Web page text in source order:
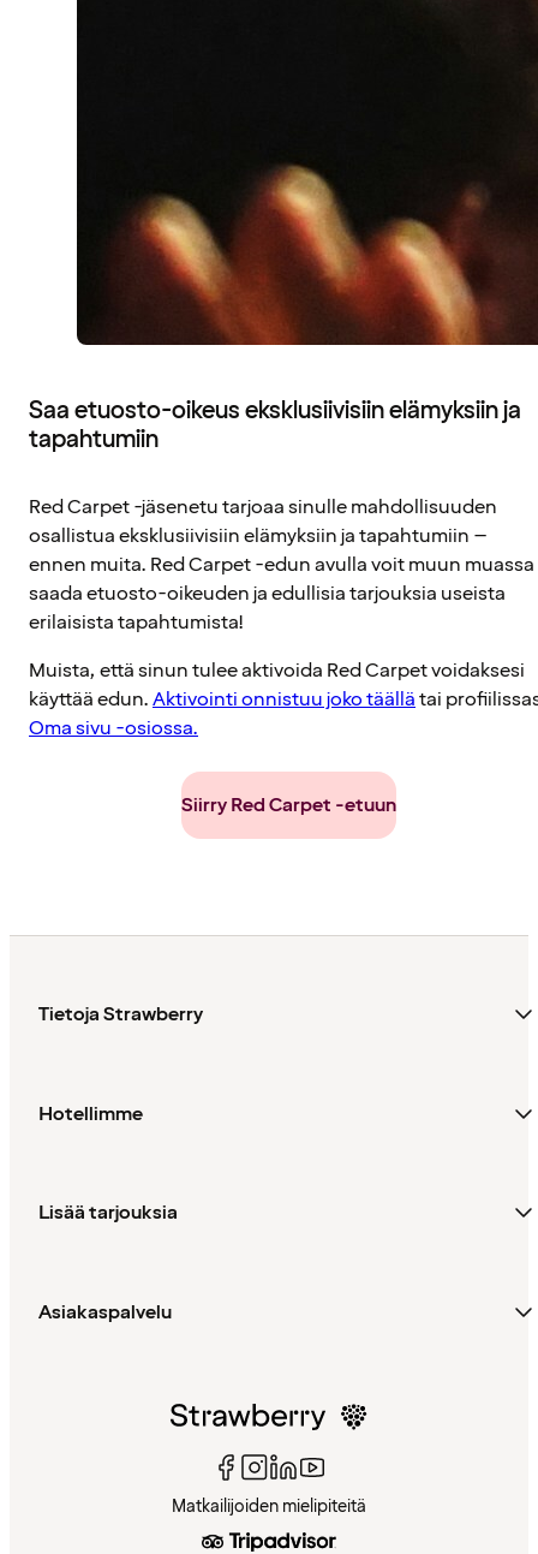
Saa etuosto-oikeus eksklusiivisiin elämyksiin ja
tapahtumiin
Red Carpet -jäsenetu tarjoaa sinulle mahdollisuuden
osallistua eksklusiivisiin elämyksiin ja tapahtumiin –
ennen muita. Red Carpet -edun avulla voit muun muassa
saada etuosto-oikeuden ja edullisia tarjouksia useista
erilaisista tapahtumista!
Muista, että sinun tulee aktivoida Red Carpet voidaksesi
käyttää edun.Aktivointi onnistuu joko täällätai
Oma sivu -osiossa.
Siirry Red Carpet -etuun
Tietoja Strawberry
Hotellimme
Lisää tarjouksia
Asiakaspalvelu
Matkailijoiden mielipiteitä